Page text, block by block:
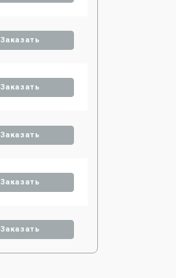
Заказать
Заказать
Заказать
Заказать
Заказать